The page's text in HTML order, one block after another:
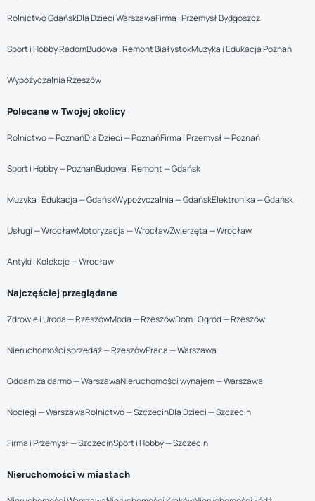
Rolnictwo GdańskDla Dzieci WarszawaFirma i Przemysł Bydgoszcz
Sport i Hobby RadomBudowa i Remont BiałystokMuzyka i Edukacja Poznań
Wypożyczalnia Rzeszów
Polecane w Twojej okolicy
Rolnictwo — PoznańDla Dzieci — PoznańFirma i Przemysł — Poznań
Sport i Hobby — PoznańBudowa i Remont — Gdańsk
Muzyka i Edukacja — GdańskWypożyczalnia — GdańskElektronika — Gdańsk
Usługi — WrocławMotoryzacja — WrocławZwierzęta — Wrocław
Antyki i Kolekcje — Wrocław
Najczęściej przeglądane
Zdrowie i Uroda — RzeszówModa — RzeszówDom i Ogród — Rzeszów
Nieruchomości sprzedaż — RzeszówPraca — Warszawa
Oddam za darmo — WarszawaNieruchomości wynajem — Warszawa
Noclegi — WarszawaRolnictwo — SzczecinDla Dzieci — Szczecin
Firma i Przemysł — SzczecinSport i Hobby — Szczecin
Nieruchomości w miastach